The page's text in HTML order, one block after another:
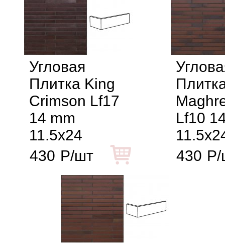
Угловая
Плитка King
Crimson Lf17
14 mm
11.5x24
430 Р/шт
Lf10
430 Р/